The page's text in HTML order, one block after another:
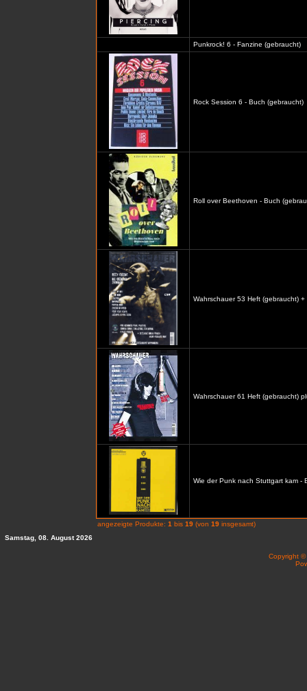
Punkrock! 6 - Fanzine (gebraucht)
Rock Session 6 - Buch (gebraucht)
Roll over Beethoven - Buch
Wahrschauer 53 Heft (gebraucht) +
Wahrschauer 61 Heft (gebraucht)
Wie der Punk nach Stuttgart kam -
angezeigte Produkte: 1 bis 19 (von 19 insgesamt)
Samstag, 08. August 2026
Copyright